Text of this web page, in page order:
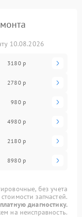
10.08.2026
3180 р
2780 р
980 р
4980 р
2180 р
8980 р
без учета
стоимости запчастей.
диагностику.
на неисправность.